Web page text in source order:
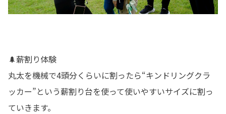
🌲薪割り体験
丸太を機械で4頭分くらいに割ったら“キンドリングクラ
ッカー”という薪割り台を使って使いやすいサイズに割っ
ていきます。